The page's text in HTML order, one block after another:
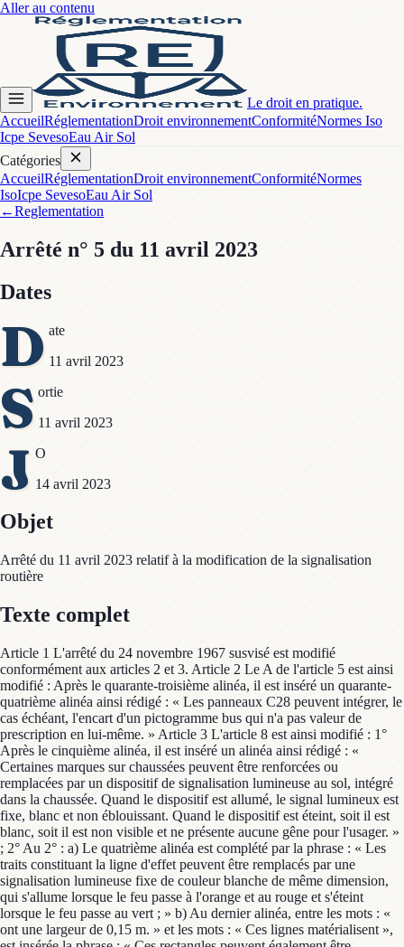
Aller au contenu
Le droit en pratique.
AccueilRéglementationDroit environnementConformitéNormes Iso
Icpe SevesoEau Air Sol
Catégories
AccueilRéglementationDroit environnementConformitéNormes
IsoIcpe SevesoEau Air Sol
←Reglementation
Arrêté n° 5 du 11 avril 2023
Dates
D ate
11 avril 2023
S ortie
11 avril 2023
J O
14 avril 2023
Objet
Arrêté du 11 avril 2023 relatif à la modification de la signalisation
routière
Texte complet
Article 1 L'arrêté du 24 novembre 1967 susvisé est modifié
conformément aux articles 2 et 3. Article 2 Le A de l'article 5 est ainsi
modifié : Après le quarante-troisième alinéa, il est inséré un quarante-
quatrième alinéa ainsi rédigé : « Les panneaux C28 peuvent intégrer, le
cas échéant, l'encart d'un pictogramme bus qui n'a pas valeur de
prescription en lui-même. » Article 3 L'article 8 est ainsi modifié : 1°
Après le cinquième alinéa, il est inséré un alinéa ainsi rédigé : «
Certaines marques sur chaussées peuvent être renforcées ou
remplacées par un dispositif de signalisation lumineuse au sol, intégré
dans la chaussée. Quand le dispositif est allumé, le signal lumineux est
fixe, blanc et non éblouissant. Quand le dispositif est éteint, soit il est
blanc, soit il est non visible et ne présente aucune gêne pour l'usager. »
; 2° Au 2° : a) Le quatrième alinéa est complété par la phrase : « Les
traits constituant la ligne d'effet peuvent être remplacés par une
signalisation lumineuse fixe de couleur blanche de même dimension,
qui s'allume lorsque le feu passe à l'orange et au rouge et s'éteint
lorsque le feu passe au vert ; » b) Au dernier alinéa, entre les mots : «
ont une largeur de 0,15 m. » et les mots : « Ces lignes matérialisent »,